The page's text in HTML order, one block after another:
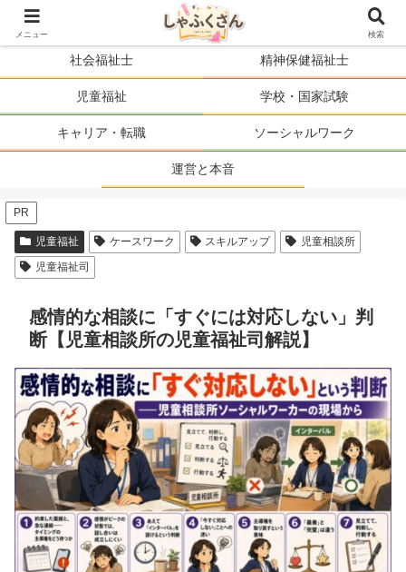
ソーシャルワーカーの人生を、まるごと支える。
社会福祉士 精神保健福祉士
児童福祉 学校・国家試験
キャリア・転職 ソーシャルワーク
運営と本音
PR
児童福祉 ケースワーク スキルアップ
児童相談所
児童福祉司
感情的な相談に「すぐには対応しない」判
断【児童相談所の児童福祉司解説】
メニュー 検索